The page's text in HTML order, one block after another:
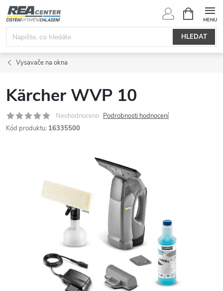
Přejít
na
obsah
HLEDAT
NÁKUPNÍ
KOŠÍK
Vysavače na okna
Kärcher WVP 10
Neohodnoceno Podrobnosti hodnocení
Kód produktu: 16335500